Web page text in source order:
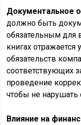
Документальное
должно быть
обязательным для
книгах
обязательств
соответствующих
проведение
чтобы не нарушать
Влияние на